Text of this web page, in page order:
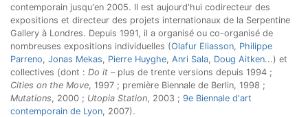
contemporain jusqu'en 2005. Il est aujourd'hui codirecteur des
expositions et directeur des projets internationaux de la Serpentine
Gallery à Londres. Depuis 1991, il a organisé ou co-organisé de
nombreuses expositions individuelles (Olafur Eliasson, Philippe
Parreno, Jonas Mekas, Pierre Huyghe, Anri Sala, Doug Aitken...) et
collectives (dont : Do it – plus de trente versions depuis 1994 ;
Cities on the Move, 1997 ; première Biennale de Berlin, 1998 ;
Mutations, 2000 ; Utopia Station, 2003 ; 9e Biennale d'art
contemporain de Lyon, 2007).